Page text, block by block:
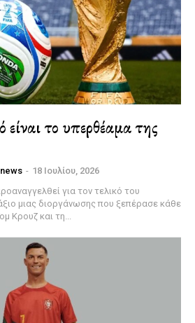
το υπερθέαμα της
- 18 Ιουλίου, 2026
για τον τελικό του
μιας διοργάνωσης που ξεπέρασε κάθε
τον Τομ Κρουζ και τη...